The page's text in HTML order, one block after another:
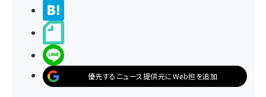
優先するニュース提供元にWeb担を追加